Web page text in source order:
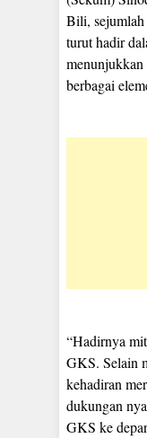
Bili, sejumlah
turut hadir
menunjukkan
berbagai
“Hadirnya
GKS. Selain
kehadiran
dukungan
GKS ke